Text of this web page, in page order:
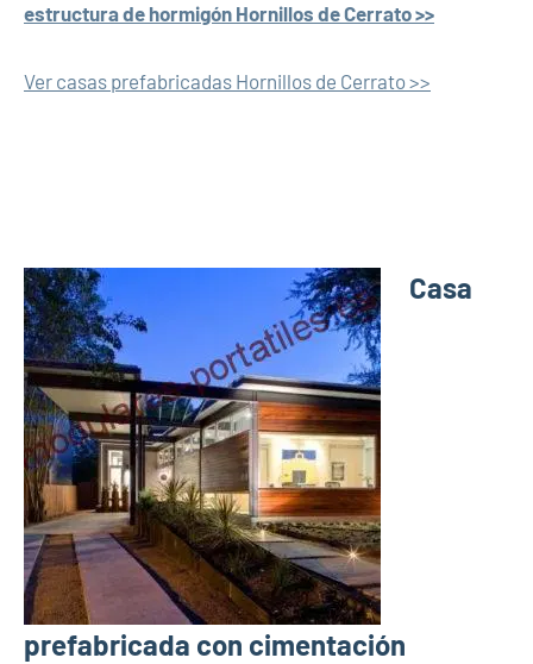
estructura de hormigón Hornillos de Cerrato >>
Ver casas prefabricadas Hornillos de Cerrato >>
Casa
prefabricada con cimentación